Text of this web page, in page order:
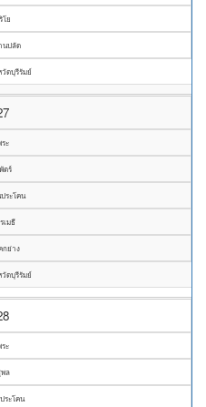
โย
นปลัด
ดบุรีรัมย์
ะ
ตร์
ระโคน
เมธี
กย่าง
ดบุรีรัมย์
ะ
ล
ระโคน